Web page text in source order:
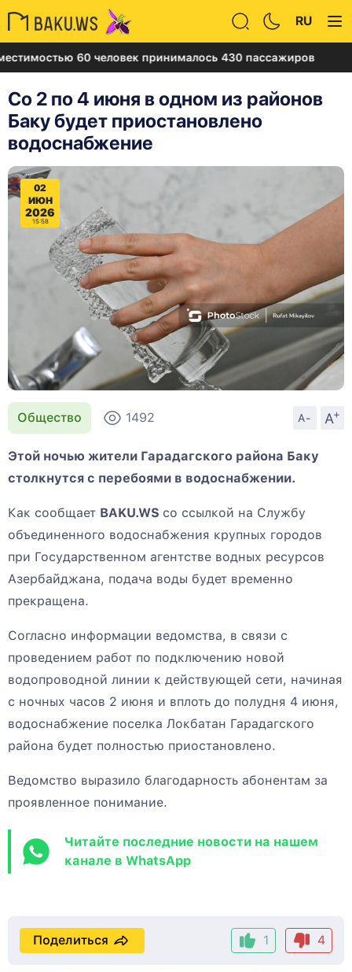
RU
60 человек принималось 430 пассажиров
Со 2 по 4 июня в одном из районов
Баку будет приостановлено
водоснабжение
02
ИЮН
2026
15:58
Общество 1492 A- A
+
Этой ночью жители Гарадагского района Баку
столкнутся с перебоями в водоснабжении.
Как сообщает BAKU.WS со ссылкой на Службу
объединенного водоснабжения крупных городов
при Государственном агентстве водных ресурсов
Азербайджана, подача воды будет временно
прекращена.
Согласно информации ведомства, в связи с
проведением работ по подключению новой
водопроводной линии к действующей сети, начиная
с ночных часов 2 июня и вплоть до полудня 4 июня,
водоснабжение поселка Локбатан Гарадагского
района будет полностью приостановлено.
Ведомство выразило благодарность абонентам за
проявленное понимание.
Читайте последние новости на нашем
канале в WhatsApp
1 4
Поделиться